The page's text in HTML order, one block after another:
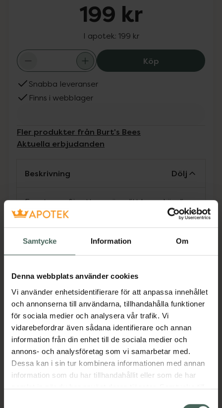
Samtycke Information Om
Denna webbplats använder cookies
Vi använder enhetsidentifierare för att anpassa innehållet
och annonserna till användarna, tillhandahålla funktioner
för sociala medier och analysera vår trafik. Vi
vidarebefordrar även sådana identifierare och annan
information från din enhet till de sociala medier och
annons- och analysföretag som vi samarbetar med.
Dessa kan i sin tur kombinera informationen med annan
information som du har tillhandahållit eller som de har
samlat in när du har använt deras tjänster. Samtycke till
199 kr
I apotek: 199 kr
KöpBurt's Bees
Snabba leveranser
Finns i webblager
Fler produkter från Burt's Bees
Aktuella erbjudanden
Beskrivning Dölj
Framtagen för att rengöra ditt barns känsliga
hud, är Burts Bees® Baby Bee® Bubble Bath
en 98,9 % naturlig formula som varsamt
rengör utan att torka eller irritera huden.
Jämförpris 568,57 kr/l
EAN:00792850336414
Kategorier:
Bad och dusch för barnBadskum för barn
Barn och föräldrar
Omdömen Visa